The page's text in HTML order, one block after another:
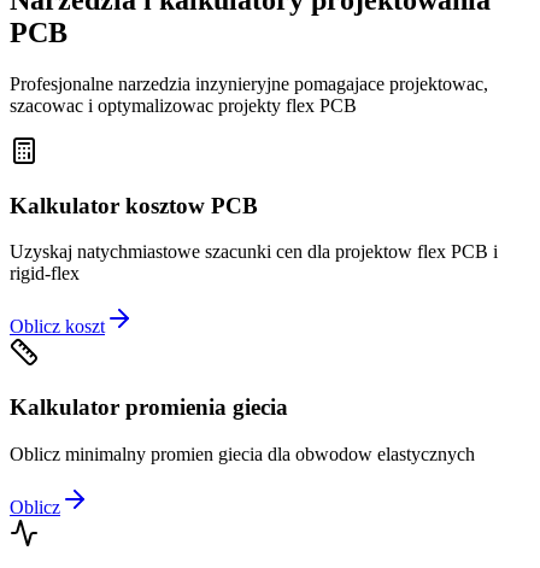
PCB
Profesjonalne narzedzia inzynieryjne pomagajace projektowac,
szacowac i optymalizowac projekty flex PCB
Kalkulator kosztow PCB
Uzyskaj natychmiastowe szacunki cen dla projektow flex PCB i
rigid-flex
Oblicz koszt
Kalkulator promienia giecia
Oblicz minimalny promien giecia dla obwodow elastycznych
Oblicz